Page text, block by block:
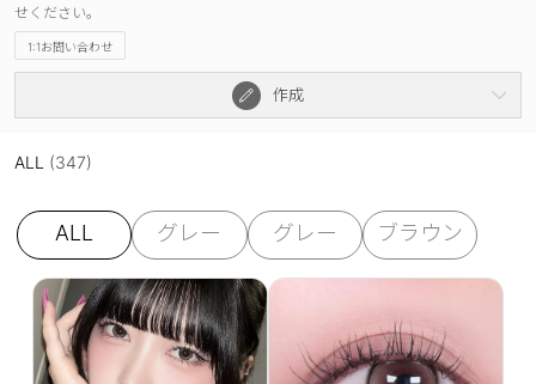
せください。
1:1お問い合わせ
作成
ALL (347)
ALL グレー グレー ブラウン